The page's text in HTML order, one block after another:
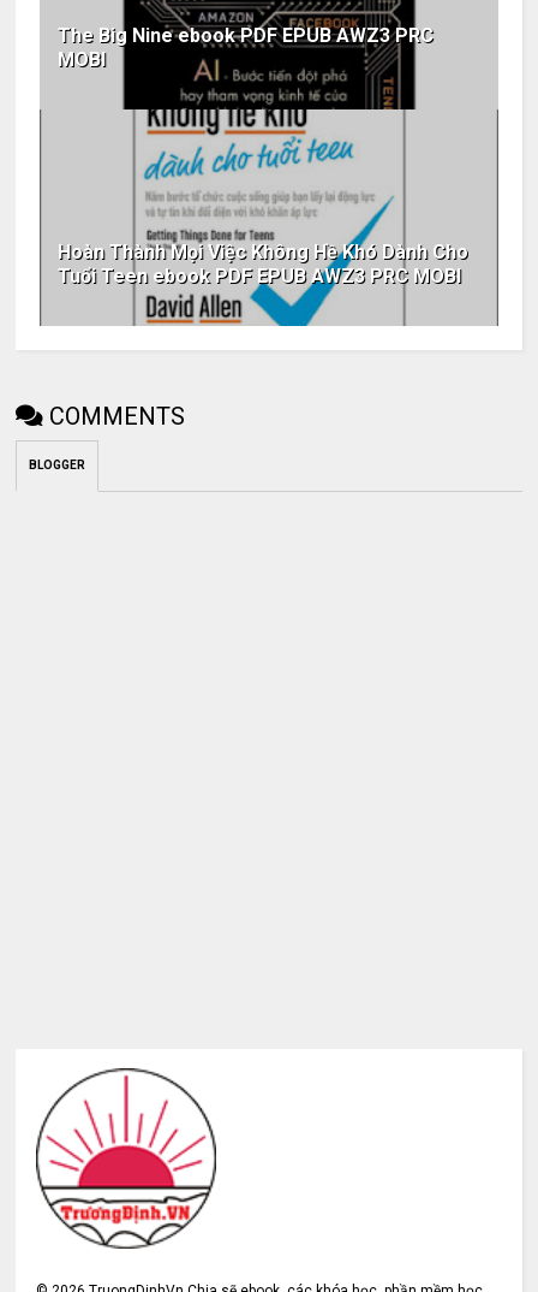
The Big Nine ebook PDF EPUB AWZ3 PRC
MOBI
Hoàn Thành Mọi Việc Không Hề Khó Dành Cho
Tuổi Teen ebook PDF EPUB AWZ3 PRC MOBI
COMMENTS
BLOGGER